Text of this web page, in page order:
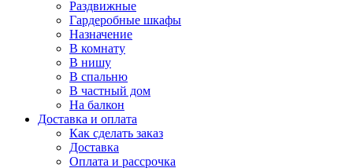
Раздвижные
Гардеробные шкафы
Назначение
В комнату
В нишу
В спальню
В частный дом
На балкон
Доставка и оплата
Как сделать заказ
Доставка
Оплата и рассрочка